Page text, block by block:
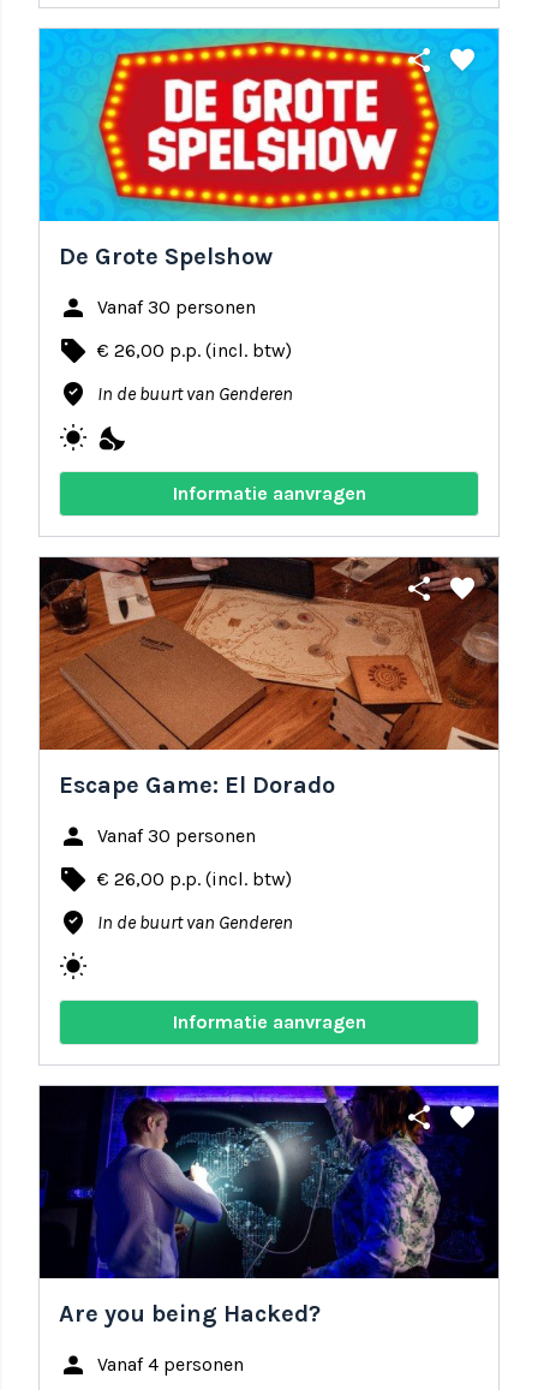
share favorite
De Grote Spelshow
person Vanaf 30 personen
local_offer € 26,00 p.p. (incl. btw)
where_to_vote In de buurt van Genderen
wb_sunny nights_stay
Informatie aanvragen
share favorite
Escape Game: El Dorado
person Vanaf 30 personen
local_offer € 26,00 p.p. (incl. btw)
where_to_vote In de buurt van Genderen
wb_sunny
Informatie aanvragen
share favorite
Are you being Hacked?
person Vanaf 4 personen